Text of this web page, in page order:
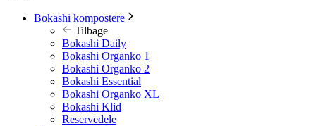
Bokashi kompostere
Tilbage
Bokashi Daily
Bokashi Organko 1
Bokashi Organko 2
Bokashi Essential
Bokashi Organko XL
Bokashi Klid
Reservedele